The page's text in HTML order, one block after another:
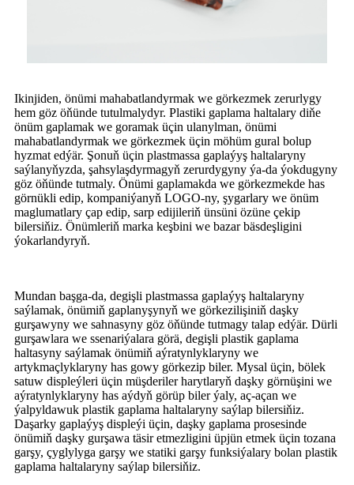
Ikinjiden, önümi mahabatlandyrmak we görkezmek zerurlygy
hem göz öňünde tutulmalydyr. Plastiki gaplama haltalary diňe
önüm gaplamak we goramak üçin ulanylman, önümi
mahabatlandyrmak we görkezmek üçin möhüm gural bolup
hyzmat edýär. Şonuň üçin plastmassa gaplaýyş haltalaryny
saýlanyňyzda, şahsylaşdyrmagyň zerurdygyny ýa-da ýokdugyny
göz öňünde tutmaly. Önümi gaplamakda we görkezmekde has
görnükli edip, kompaniýanyň LOGO-ny, şygarlary we önüm
maglumatlary çap edip, sarp edijileriň ünsüni özüne çekip
bilersiňiz. Önümleriň marka keşbini we bazar bäsdeşligini
ýokarlandyryň.
Mundan başga-da, degişli plastmassa gaplaýyş haltalaryny
saýlamak, önümiň gaplanyşynyň we görkezilişiniň daşky
gurşawyny we sahnasyny göz öňünde tutmagy talap edýär. Dürli
gurşawlara we ssenariýalara görä, degişli plastik gaplama
haltasyny saýlamak önümiň aýratynlyklaryny we
artykmaçlyklaryny has gowy görkezip biler. Mysal üçin, bölek
satuw displeýleri üçin müşderiler harytlaryň daşky görnüşini we
aýratynlyklaryny has aýdyň görüp biler ýaly, aç-açan we
ýalpyldawuk plastik gaplama haltalaryny saýlap bilersiňiz.
Daşarky gaplaýyş displeýi üçin, daşky gaplama prosesinde
önümiň daşky gurşawa täsir etmezligini üpjün etmek üçin tozana
garşy, çyglylyga garşy we statiki garşy funksiýalary bolan plastik
gaplama haltalaryny saýlap bilersiňiz.